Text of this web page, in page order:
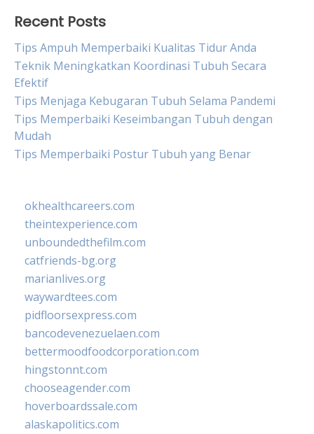
Recent Posts
Tips Ampuh Memperbaiki Kualitas Tidur Anda
Teknik Meningkatkan Koordinasi Tubuh Secara
Efektif
Tips Menjaga Kebugaran Tubuh Selama Pandemi
Tips Memperbaiki Keseimbangan Tubuh dengan
Mudah
Tips Memperbaiki Postur Tubuh yang Benar
okhealthcareers.com
theintexperience.com
unboundedthefilm.com
catfriends-bg.org
marianlives.org
waywardtees.com
pidfloorsexpress.com
bancodevenezuelaen.com
bettermoodfoodcorporation.com
hingstonnt.com
chooseagender.com
hoverboardssale.com
alaskapolitics.com